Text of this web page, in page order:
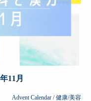
11月
Advent Calendar /健康/美容